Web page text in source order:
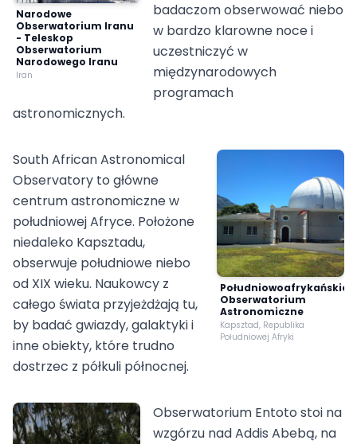
Narodowe
Obserwatorium Iranu
- Teleskop
Obserwatorium
Narodowego Iranu
Iran
badaczom obserwować niebo
w bardzo klarowne noce i
uczestniczyć w
międzynarodowych
programach
astronomicznych.
Południowoafrykańskie
Obserwatorium
Astronomiczne
Kapsztad, Republika
Południowej Afryki
South African Astronomical
Observatory to główne
centrum astronomiczne w
południowej Afryce. Położone
niedaleko Kapsztadu,
obserwuje południowe niebo
od XIX wieku. Naukowcy z
całego świata przyjeżdżają tu,
by badać gwiazdy, galaktyki i
inne obiekty, które trudno
dostrzec z półkuli północnej.
Obserwatorium Entoto stoi na
wzgórzu nad Addis Abebą, na